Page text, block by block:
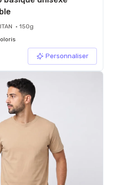
• 150g
Personnaliser